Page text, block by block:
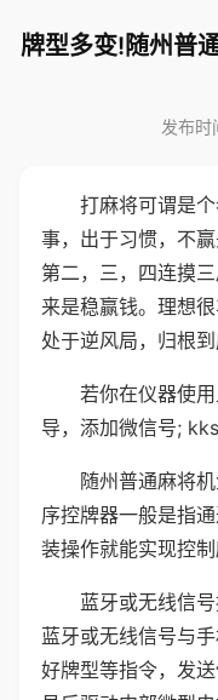
牌型多变!随州普
发布
打麻将可谓是
事，出于习惯，不
第二，三，四连摸
来是稳赢钱。理想
处于逆风局，归根到
若你在仪器使
导，添加微信号;
随州普通麻将
序控牌器一般是指
装操作就能实现控
蓝牙或无线信
蓝牙或无线信号与
好牌型等指令，发